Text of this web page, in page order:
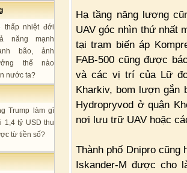
thấp nhiệt đới
năng mạnh
bão, ảnh
thế nào
nước ta?
Trump làm gì
1,4 tỷ USD thu
từ tiền số?
Hạ tầng năng lượng
UAV góc nhìn thứ nhất
tại trạm biến áp
FAB-500 cũng được
và các vị trí của Lữ
Kharkiv, bom lượn gắn
Hydropryvod ở quận
nơi lưu trữ UAV hoặc
Thành phố Dnipro
Iskander-M được cho